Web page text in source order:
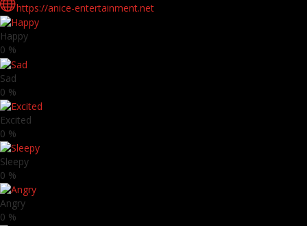
https://anice-entertainment.net
Happy
0 %
Sad
0 %
Excited
0 %
Sleepy
0 %
Angry
0 %